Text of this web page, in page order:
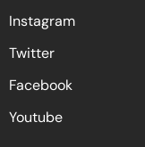
Instagram
Twitter
Facebook
Youtube